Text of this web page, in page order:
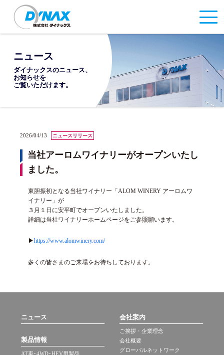
ニュース
ダイナックスのニュース、
お知らせを
ご覧いただけます。
2026/04/13 ニュースリリース
当社アーロムワイナリーがオープンいたし
ました。
東胆振初となる当社ワイナリー「ALOM WINERY アーロムワ
イナリー」が
３月１日に安平町でオープンいたしました。
詳細は当社ワイナリーホームページをご参照願います。
▶https://www.alomwinery.com/
多くの皆さまのご来場をお待ちしております。
ニュース
製品情報
AT車･4WD･HEV用製品
会社案内
ご挨拶・企業理念
会社概要
グローバルネットワーク